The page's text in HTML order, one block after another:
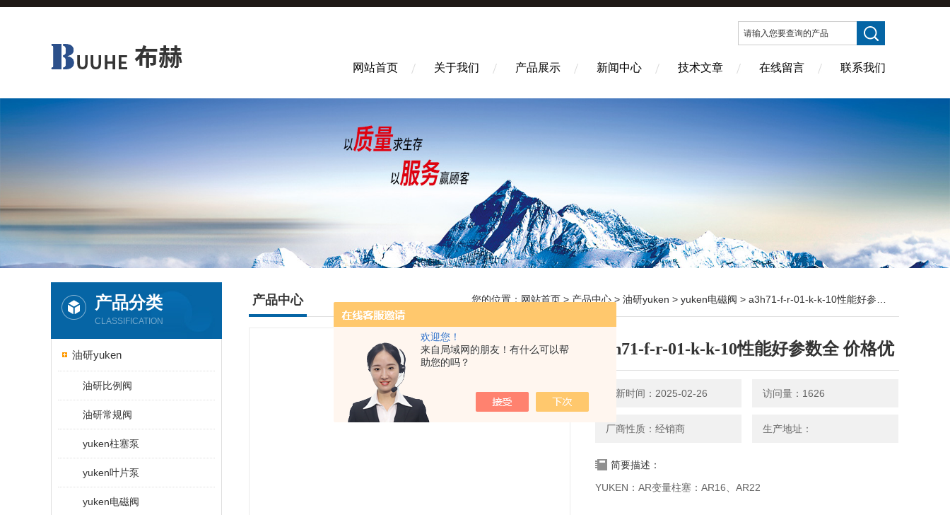
欢迎您！
来自局域网的朋友！有什么可以帮
助您的吗？
网站首页 关于我们 产品展示 新闻中心 技术文章 在线留言 联系我们
产品分类
CLASSIFICATION
油研yuken
油研比例阀
油研常规阀
yuken柱塞泵
yuken叶片泵
yuken电磁阀
产品中心 您的位置： 网站首页 > 产品中心 > 油研yuken > yuken电磁阀 > a3h71-f-r-01-k-k-10性能好参数全 价格优
a3h71-f-r-01-k-k-10性能好参数全 价格优
更新时间：2025-02-26 访问量：1626
厂商性质：经销商 生产地址：
简要描述：
YUKEN：AR变量柱塞：AR16、AR22